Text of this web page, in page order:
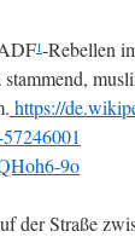
1-Rebellen
https://
9o
der Straße